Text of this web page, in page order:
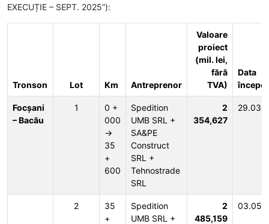
EXECUȚIE – SEPT. 2025”):
Tronson Lot Km Antreprenor
Valoare
proiect
(mil. lei,
fără
TVA)
Data
Focșani
– Bacău
1
0 +
000
→
35
+
600
Spedition
UMB SRL +
SA&PE
Construct
SRL +
Tehnostrade
SRL
2
354,627
2
35
+
Spedition
UMB SRL +
2
485,159